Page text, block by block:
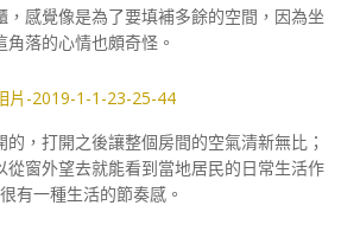
感覺像是為了要填補多餘的空間，因為坐
角落的心情也頗奇怪。
，打開之後讓整個房間的空氣清新無比；
從窗外望去就能看到當地居民的日常生活作
有一種生活的節奏感。